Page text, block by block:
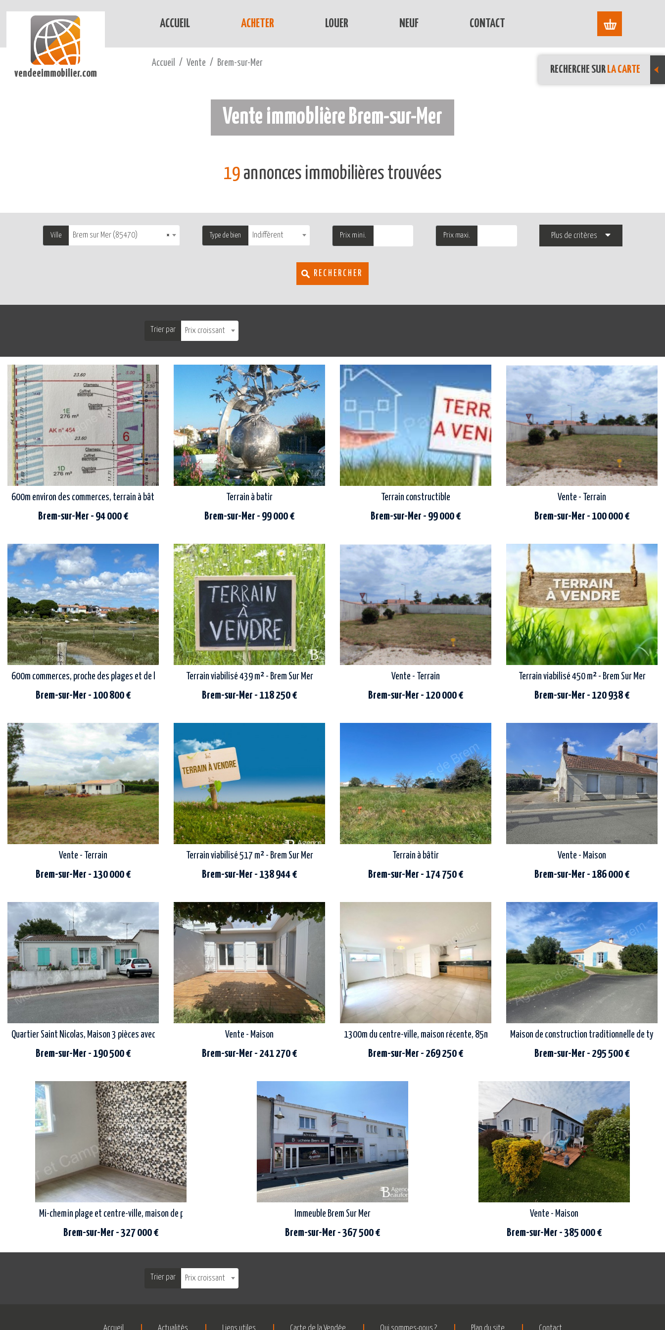
vendeeimmobilier.com
ACCUEIL ACHETER LOUER NEUF CONTACT
Accueil Vente Brem-sur-Mer
RECHERCHE SUR LA CARTE
Vente immoblière Brem-sur-Mer
19 annonces immobilières trouvées
Ville ×
Brem sur Mer (85470) Type de bien Indifférent Prix mini. Prix maxi. Plus de critères
RECHERCHER
Trier par Prix croissant
située à environ 600 m des commerces, à
proximité du typique village de la gachère,
des plages et de la forêt, cette parcelle de
terrain de 276...
600m environ des commerces, terrain à bâtir viabilisé et libre constructeur
Brem-sur-Mer - 94 000 €
emplacement idéal, les commerces à pieds,
plage et forêt à 5min en vélo. parcelle
viabilisée et libre de constructeur. ne tardez
pas !
Terrain à batir
Brem-sur-Mer - 99 000 €
idéalement situé à 300m des commerces et
1200m de la plage des dunes, terrain
constructible non viabilisé d'une superficie de
352m² avec une...
Terrain constructible
Brem-sur-Mer - 99 000 €
brem-sur-mer, terrain à bâtir de 374m2
entièrement viabilisé. partiellement clos de
murs.<br> libre de constructeur.<br> a
découvrir !<br> les...
Vente - Terrain
Brem-sur-Mer - 100 000 €
située à environ 600 m des commerces, à
proximité du typique village de la gachère,
des plages et de la forêt, cette parcelle de
terrain de 309...
600m commerces, proche des plages et de la forêt, terrain à bâtir de 309m² viabilisé et libre constr
Brem-sur-Mer - 100 800 €
agence beaufort présente : dans un quartier
calme, venez découvrir ce beau terrain à bâtir
de 439m², borné, libre de constructeur et...
Terrain viabilisé 439 m² - Brem Sur Mer
Brem-sur-Mer - 118 250 €
brem-sur-mer, terrain à bâtir de 393m2
murs.<br> libre de constructeur.<br> a
découvrir !<br> les...
Vente - Terrain
Brem-sur-Mer - 120 000 €
agence beaufort présente : dans un quartier
calme, venez découvrir ce beau terrain à bâtir
de 450m², borné, libre de constructeur et...
Terrain viabilisé 450 m² - Brem Sur Mer
Brem-sur-Mer - 120 938 €
brem-sur-mer, terrain à bâtir de 522m2
entièrement viabilisé.<br> libre de
constructeur.<br> a découvrir !<br> les
informations sur les risques...
Vente - Terrain
Brem-sur-Mer - 130 000 €
agence beaufort présente : dans un quartier
calme, venez découvrir ce beau terrain à bâtir
de 517m², borné, libre de constructeur et...
Terrain viabilisé 517 m² - Brem Sur Mer
Brem-sur-Mer - 138 944 €
rare sur le secteur, terrain constructible
Terrain à bâtir
Brem-sur-Mer - 174 750 €
maison de plain-pied composée de 2
chambres , une cuisine , séjour /salon , un wc
indépendant , une salle d'eau avec douche
italienne , un...
Vente - Maison
Brem-sur-Mer - 186 000 €
de saint nicolas, à environ 1300m de la plage
des dunes et 1000m du centre-ville, sur un
terrain clos...
Quartier Saint Nicolas, Maison 3 pièces avec garage
Brem-sur-Mer - 190 500 €
idéalement située dans le centre de brem-
sur-mer, cette maison à usage d’habitation
de plain-pied offre une superficie
Vente - Maison
Brem-sur-Mer - 241 270 €
a proximité du village typique de la gachère,
1300m du centre-ville, maison récente, 85m² habitables, 3 chambres, très bon état
Brem-sur-Mer - 269 250 €
sur un terrain d'environ 1200m², maison de
construction traditionnelle de plain pied
composée d'une entrée, une cuisine
aménagée et équipée...
Maison de construction traditionnelle de type
Brem-sur-Mer - 295 500 €
dunes et du centre-ville, proche des écoles
Mi-chemin plage et centre-ville, maison de plain-pied de 6 pièces avec garage
Brem-sur-Mer - 327 000 €
Immeuble Brem Sur Mer
Brem-sur-Mer - 367 500 €
Vente - Maison
Brem-sur-Mer - 385 000 €
Trier par Prix croissant
Accueil Actualités Liens utiles Carte de la Vendée Qui sommes-nous ? Plan du site Contact